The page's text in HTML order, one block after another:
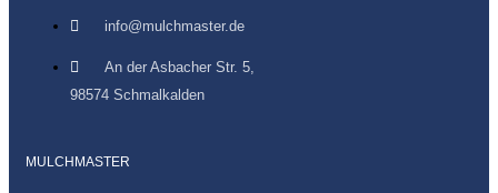
info@mulchmaster.de
An der Asbacher Str. 5,
98574 Schmalkalden
MULCHMASTER